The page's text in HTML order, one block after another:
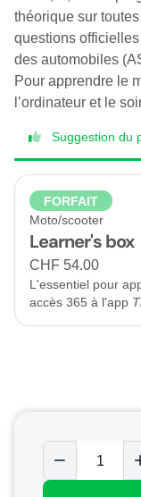
théorique sur
questions
des automobiles
Pour apprendre le
l’ordinateur et le
Suggestion du
FORFAIT
Moto/scooter
Learner's box
CHF 54.00
L'essentiel pour
accès 365 à l'app